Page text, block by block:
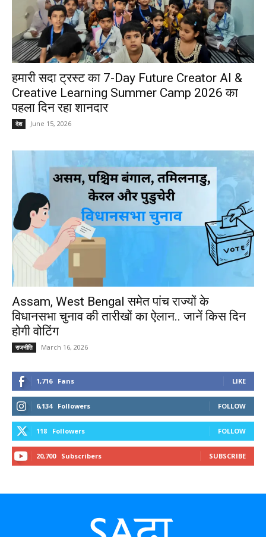
हमारी सदा ट्रस्ट का 7-Day Future Creator AI &
Creative Learning Summer Camp 2026 का
पहला दिन रहा शानदार
देश June 15, 2026
Assam, West Bengal समेत पांच राज्यों के
विधानसभा चुनाव की तारीखों का ऐलान.. जानें किस दिन
होगी वोटिंग
राजनीति March 16, 2026
1,716 Fans LIKE
6,134 Followers FOLLOW
118 Followers FOLLOW
20,700 Subscribers SUBSCRIBE